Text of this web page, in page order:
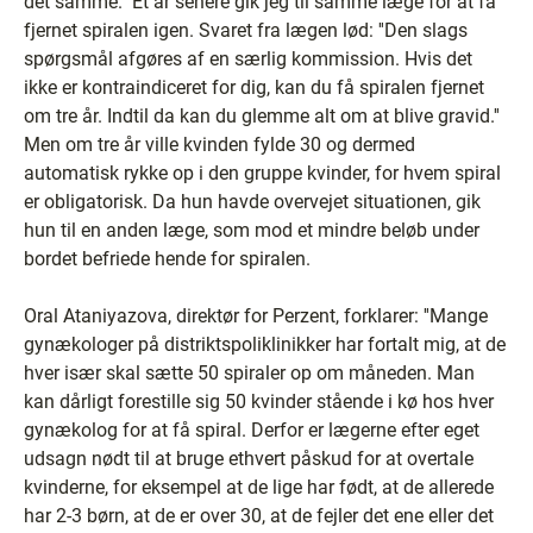
fjernet spiralen igen. Svaret fra lægen lød: ''Den slags
spørgsmål afgøres af en særlig kommission. Hvis det
ikke er kontraindiceret for dig, kan du få spiralen fjernet
om tre år. Indtil da kan du glemme alt om at blive gravid.''
Men om tre år ville kvinden fylde 30 og dermed
automatisk rykke op i den gruppe kvinder, for hvem spiral
er obligatorisk. Da hun havde overvejet situationen, gik
hun til en anden læge, som mod et mindre beløb under
bordet befriede hende for spiralen.
Oral Ataniyazova, direktør for Perzent, forklarer: ''Mange
gynækologer på distriktspoliklinikker har fortalt mig, at de
hver især skal sætte 50 spiraler op om måneden. Man
kan dårligt forestille sig 50 kvinder stående i kø hos hver
gynækolog for at få spiral. Derfor er lægerne efter eget
udsagn nødt til at bruge ethvert påskud for at overtale
kvinderne, for eksempel at de lige har født, at de allerede
har 2-3 børn, at de er over 30, at de fejler det ene eller det